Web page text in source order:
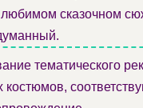
сказочном
тематического
костюмов,